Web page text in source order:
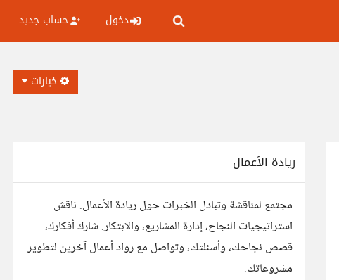
دخول حساب جديد
خيارات
ريادة الأعمال
مجتمع لمناقشة وتبادل الخبرات حول ريادة الأعمال. ناقش
استراتيجيات النجاح، إدارة المشاريع، والابتكار. شارك أفكارك،
قصص نجاحك، وأسئلتك، وتواصل مع رواد أعمال آخرين لتطوير
مشروعاتك.